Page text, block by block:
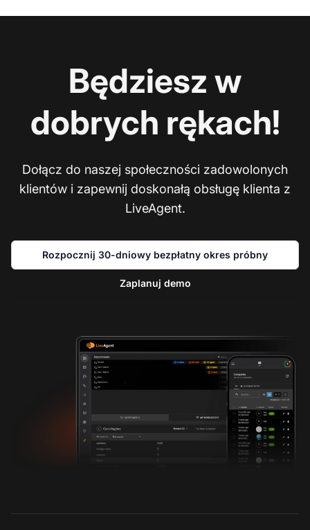
Będziesz w
dobrych rękach!
Dołącz do naszej społeczności zadowolonych
klientów i zapewnij doskonałą obsługę klienta z
LiveAgent.
Rozpocznij 30-dniowy bezpłatny okres próbny
Zaplanuj demo